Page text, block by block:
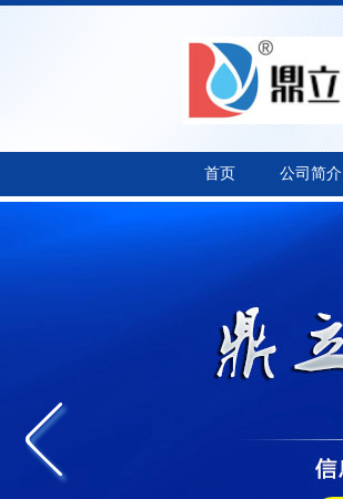
首页 公司简介